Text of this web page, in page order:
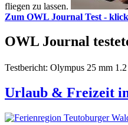
fliegen zu lassen.
Zum OWL Journal Test -
OWL Journal
Testbericht: Olympus 25 mm
Urlaub & Freizeit